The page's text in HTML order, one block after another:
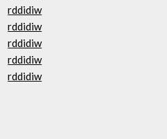
rddidiw
rddidiw
rddidiw
rddidiw
rddidiw